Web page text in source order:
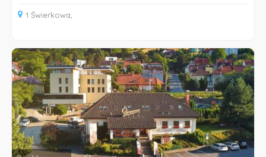
Niektoré izby majú balkón s výhľadom na hory.
kúpeľňu s bezplatnými toaletnými potrebami a súčasťou
niektorých je aj kuchynka s chladničkou. Vo všetkých izbách sa
nachádza súkromná kúpeľňa so sušičom vlasov a posteľná
bielizeň.
Hostia si v ubytovaní Rezydencja Czantoria & Spa môžu vychutnať
raňajky formou bufetu.
Hostia ubytovania Rezydencja Czantoria & Spa sa môžu v
1 Świerkowa,